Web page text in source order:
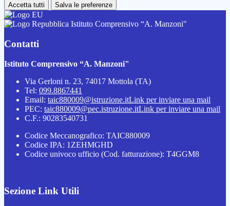
Accetta tutti Salva le preferenze
Istituto Comprensivo “A. Manzoni"
Contatti
Istituto Comprensivo “A. Manzoni"
Via Gerloni n. 23, 74017 Mottola (TA)
Tel: 099.8867441
Email: taic880009@istruzione.itLink per inviare una mail
PEC: taic880009@pec.istruzione.itLink per inviare una mail
C.F.: 90283540731
Codice Meccanografico: TAIC880009
Codice IPA: 1ZEHMGHD
Codice univoco ufficio (Cod. fatturazione): T4GGM8
Sezione Link Utili